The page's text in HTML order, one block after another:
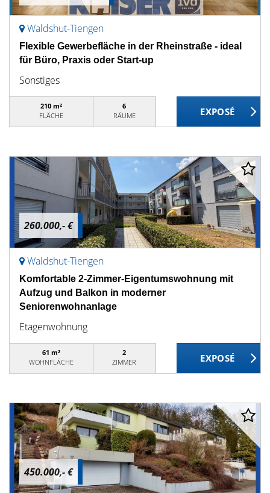
Waldshut-Tiengen
Flexible Gewerbefläche in der Rheinstraße - ideal
für Büro, Praxis oder Start-up
Sonstiges
210 m²
FLÄCHE
6
RÄUME
260.000,- €
Waldshut-Tiengen
Komfortable 2-Zimmer-Eigentumswohnung mit
Aufzug und Balkon in moderner
Seniorenwohnanlage
Etagenwohnung
61 m²
WOHNFLÄCHE
2
ZIMMER
450.000,- €